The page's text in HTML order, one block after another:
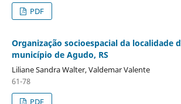
PDF
Organização socioespacial da localidade
município de Agudo, RS
Liliane Sandra Walter, Valdemar Valente
61-78
PDF